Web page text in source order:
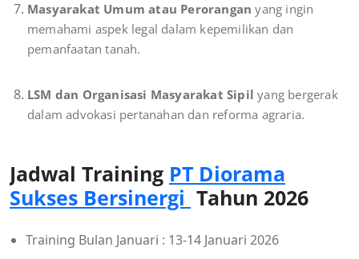
Masyarakat Umum atau Perorangan yang ingin
memahami aspek legal dalam kepemilikan dan
pemanfaatan tanah.
LSM dan Organisasi Masyarakat Sipil yang bergerak
dalam advokasi pertanahan dan reforma agraria.
Jadwal Training PT Diorama
Sukses Bersinergi Tahun 2026
Training Bulan Januari : 13-14 Januari 2026